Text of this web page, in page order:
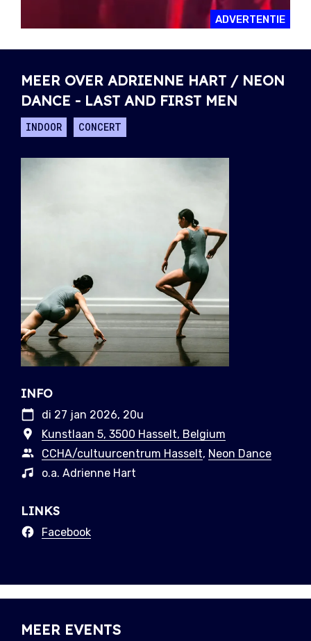
ADVERTENTIE
MEER OVER ADRIENNE HART / NEON
DANCE - LAST AND FIRST MEN
INDOOR CONCERT
INFO
di 27 jan 2026, 20u
Kunstlaan 5, 3500 Hasselt, Belgium
CCHA/cultuurcentrum Hasselt, Neon Dance
o.a. Adrienne Hart
LINKS
Facebook
MEER EVENTS